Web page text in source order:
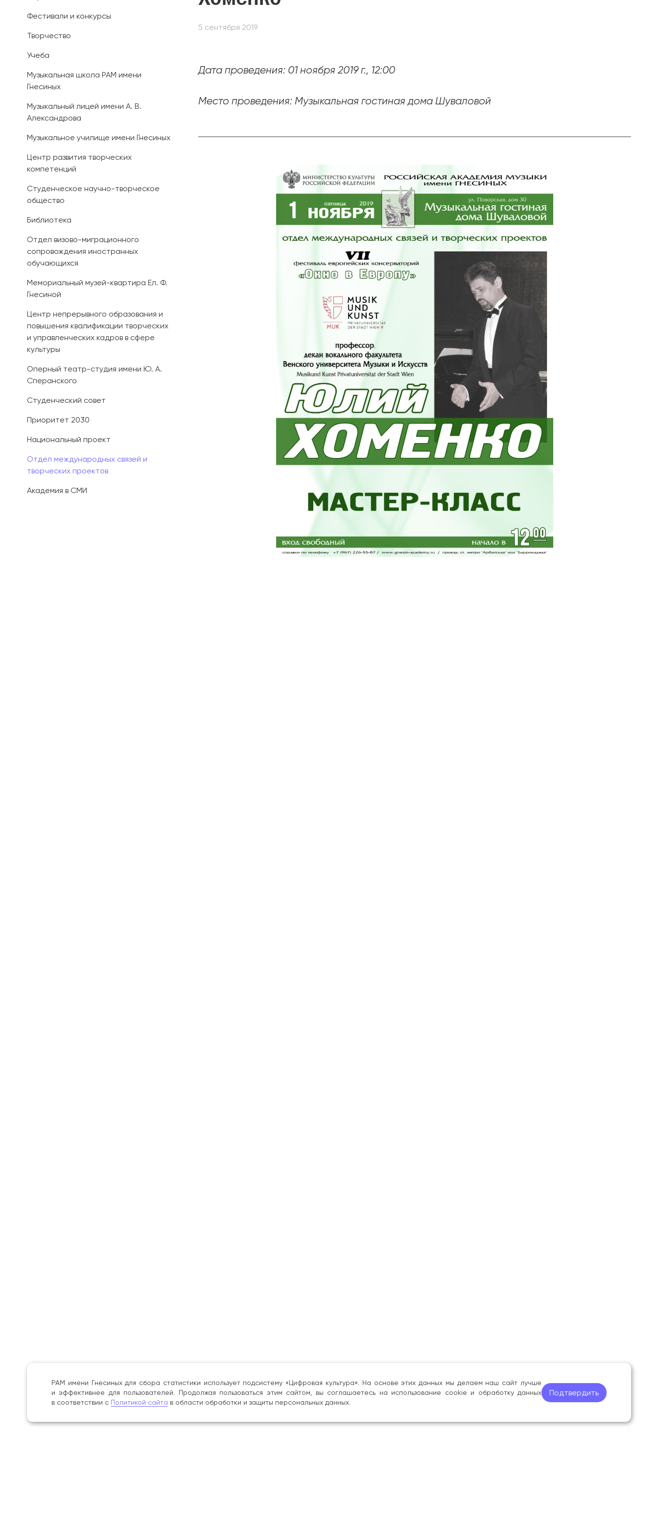
Личный кабинет абитуриента
предыдущего года
Контакты приемной комиссии
Фестивали и конкурсы
Творчество
Учеба
Музыкальная школа РАМ имени
Гнесиных
Музыкальный лицей имени А. В.
Александрова
Музыкальное училище имени Гнесиных
Центр развития творческих
компетенций
Студенческое научно-творческое
общество
Библиотека
Отдел визово-миграционного
сопровождения иностранных
обучающихся
Мемориальный музей-квартира Ел. Ф.
Гнесиной
Центр непрерывного образования и
повышения квалификации творческих
и управленческих кадров в сфере
культуры
Оперный театр-студия имени Ю. А.
Сперанского
Студенческий совет
Приоритет 2030
Национальный проект
Отдел международных связей и
творческих проектов
Академия в СМИ
5 сентября 2019
Дата проведения: 01 ноября 2019 г., 12:00
Место проведения: Музыкальная гостиная дома Шуваловой
РАМ имени Гнесиных для сбора статистики использует подсистему «Цифровая культура». На основе этих данных мы делаем наш сайт лучше
и эффективнее для пользователей. Продолжая пользоваться этим сайтом, вы соглашаетесь на использование cookie и обработку данных
в соответствии с Политикой сайта в области обработки и защиты персональных данных.
Подтвердить